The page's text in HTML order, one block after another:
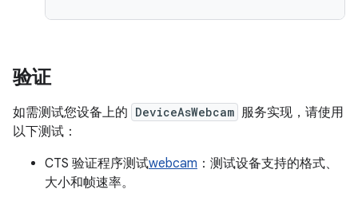
验证
如需测试您设备上的 DeviceAsWebcam 服务实现，请使用
以下测试：
CTS 验证程序测试webcam ：测试设备支持的格式、
大小和帧速率。